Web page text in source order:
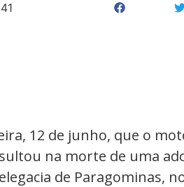
41
12 de junho, que o
na morte de uma
de Paragominas,